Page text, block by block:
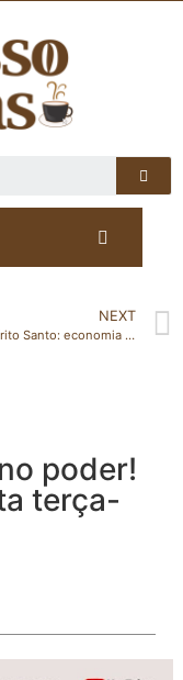
NEXT
Plano Espírito Santo: economia capixaba registra crescimento e dá sinais positivos para mercado
poder!
terça-